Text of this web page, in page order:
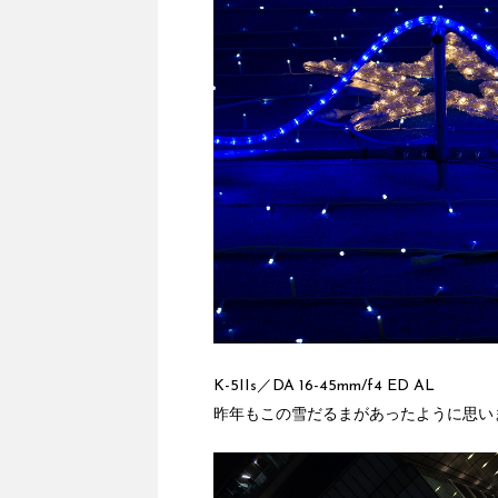
K-5IIs／DA 16-45mm/f4 ED AL
昨年もこの雪だるまがあったように思い